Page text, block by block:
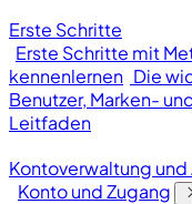
Erste Schritte
Erste Schritte mit
kennenlernen Die
Benutzer, Marken-
Leitfaden
Kontoverwaltung
Konto und Zugang